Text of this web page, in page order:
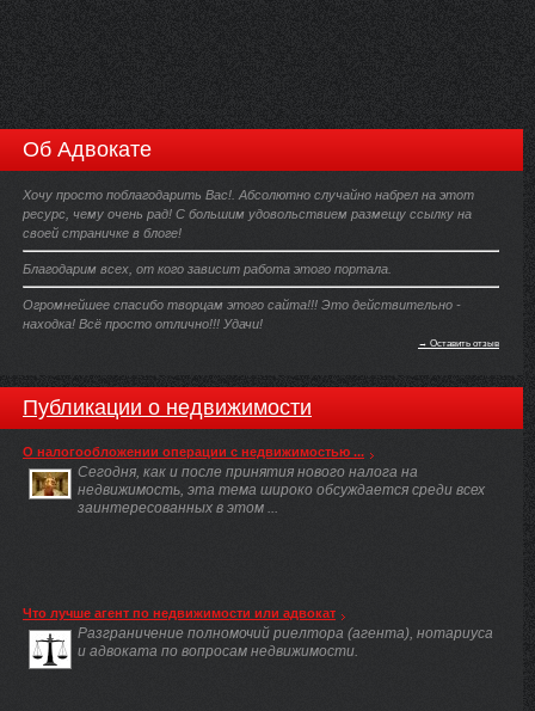
Об Адвокате
Хочу просто поблагодарить Вас!. Абсолютно случайно набрел на этот
ресурс, чему очень рад! С большим удовольствием размещу ссылку на
своей страничке в блоге!
Благодарим всех, от кого зависит работа этого портала.
Огромнейшее спасибо творцам этого сайта!!! Это действительно -
находка! Всё просто отлично!!! Удачи!
→ Оставить отзыв
Публикации о недвижимости
О налогообложении операции с недвижимостью ...
Сегодня, как и после принятия нового налога на
недвижимость, эта тема широко обсуждается среди всех
заинтересованных в этом ...
Что лучше агент по недвижимости или адвокат
Разграничение полномочий риелтора (агента), нотариуса
и адвоката по вопросам недвижимости.